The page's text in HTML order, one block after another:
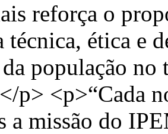
reforça o
técnica, ética e
população
p> <p>“Cada
a missão do